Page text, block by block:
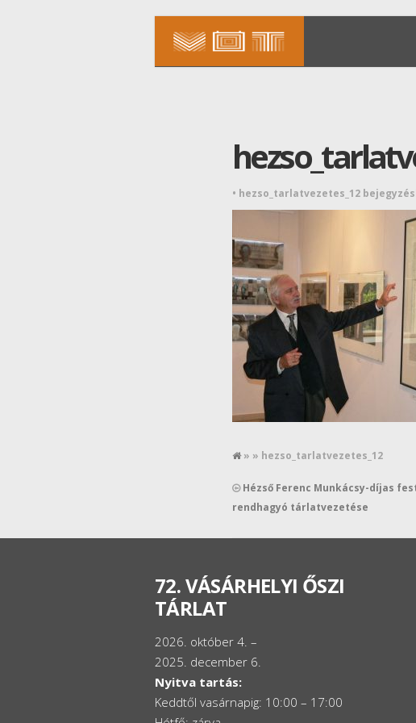
• hezso_tarlatvezetes_12
» » hezso_tarlatvezetes_12
Hézső Ferenc Munkácsy-díjas
rendhagyó tárlatvezetése
72. VÁSÁRHELYI ŐSZI
TÁRLAT
2026. október 4. –
2025. december 6.
Nyitva tartás:
Keddtől vasárnapig: 10:00 – 17:00